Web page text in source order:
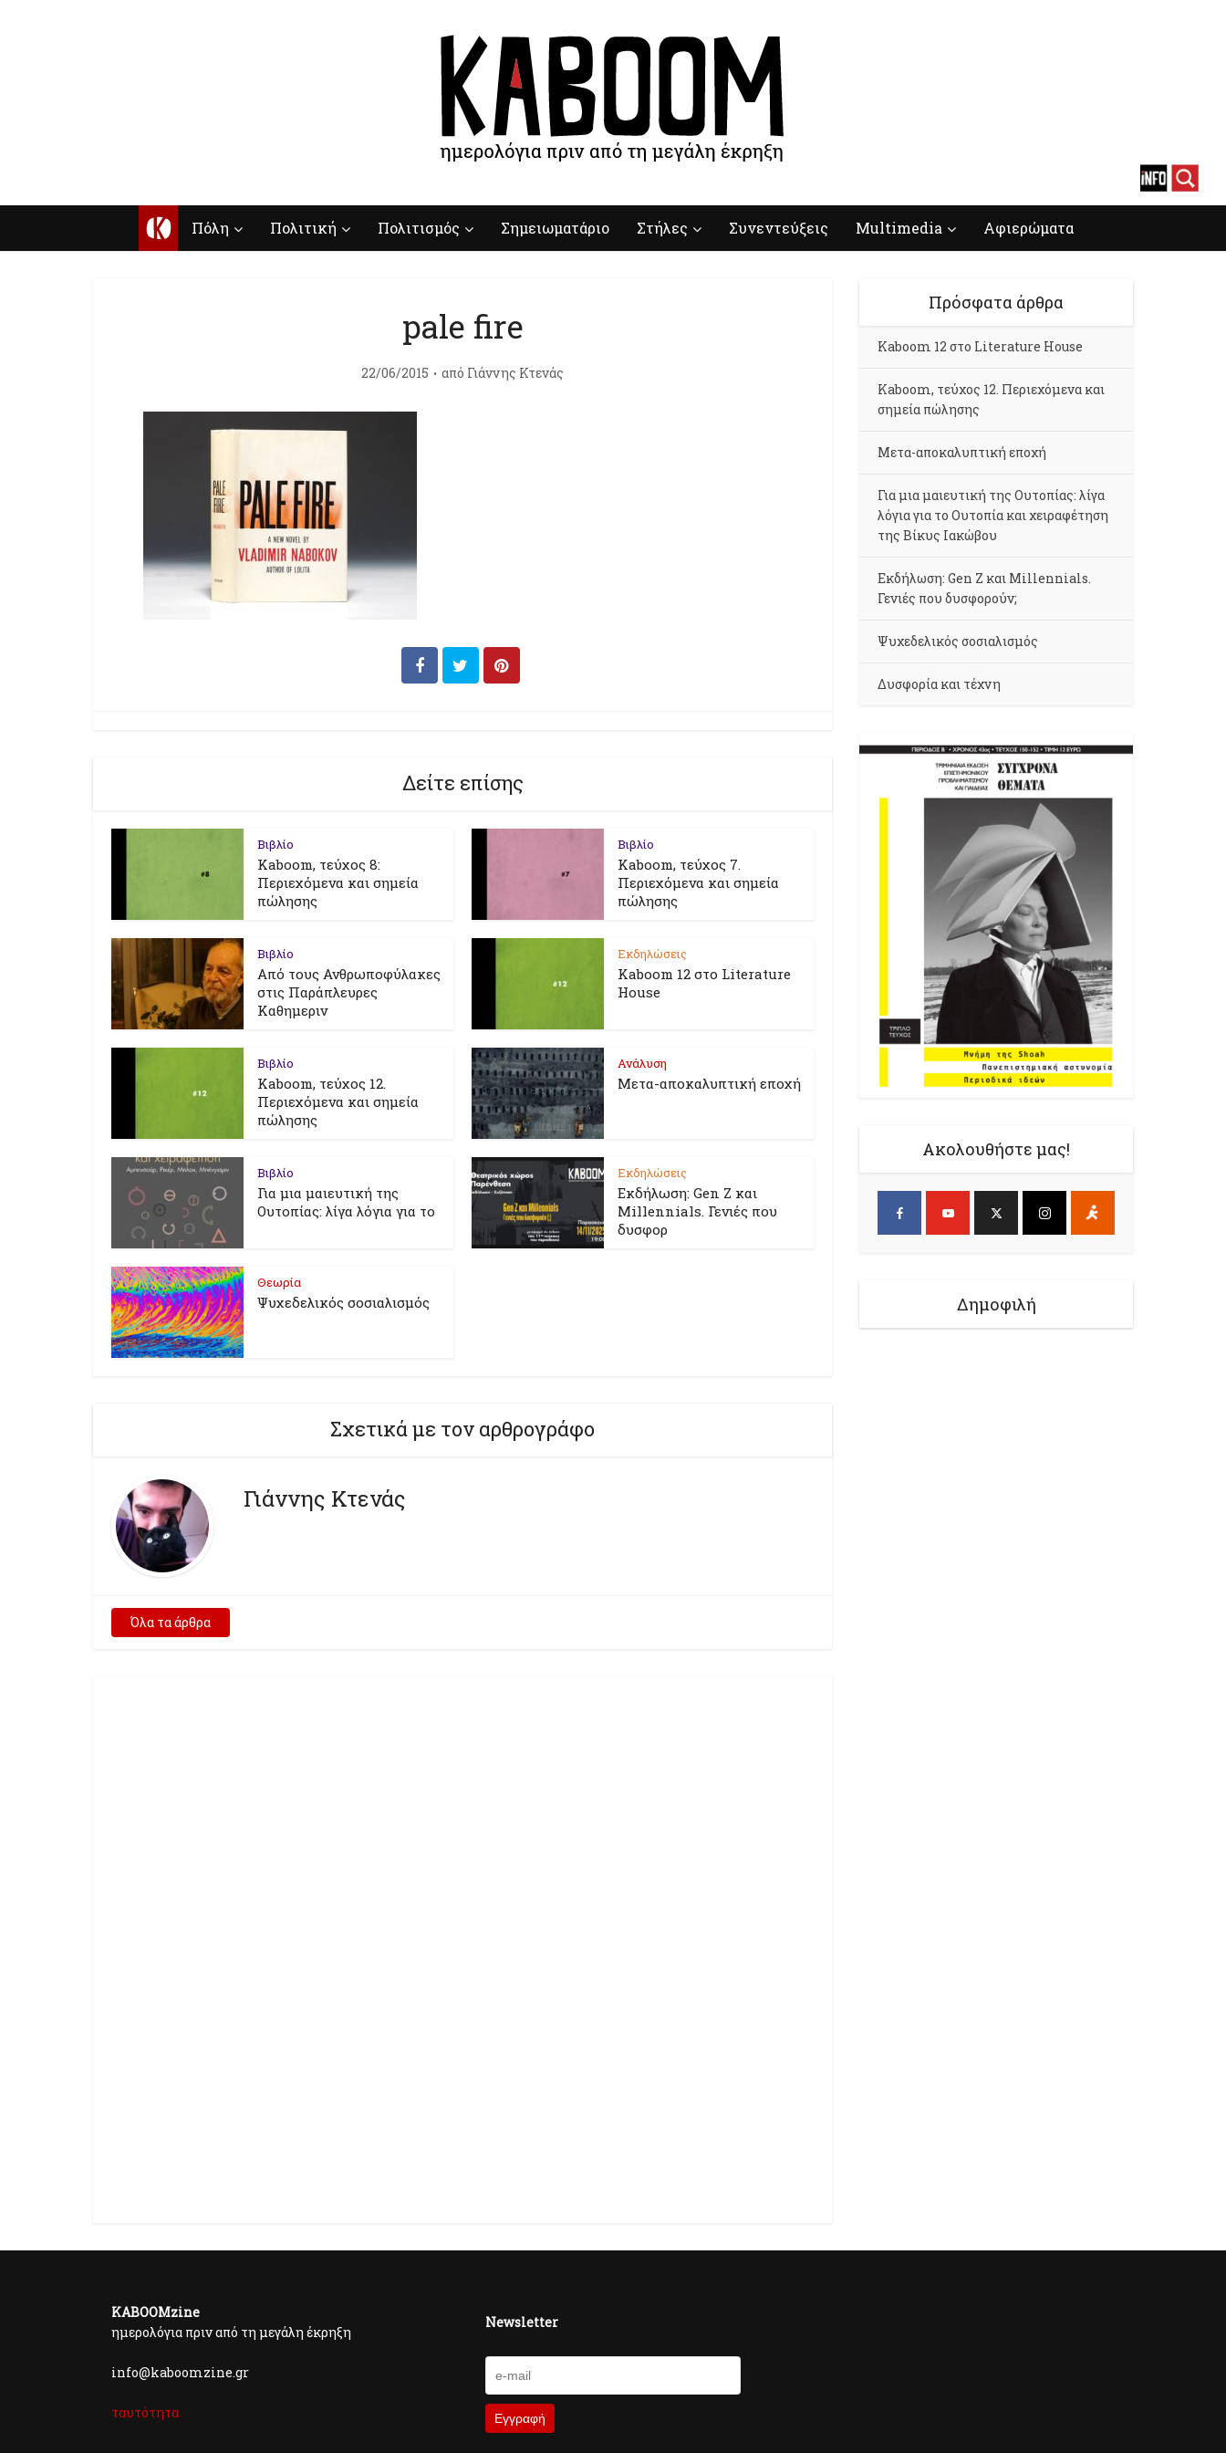
Κ Πόλη Πολιτική Πολιτισμός Σημειωματάριο Στήλες Συνεντεύξεις Multimedia Αφιερώματα
pale fire
22/06/2015 από Γιάννης Κτενάς
Δείτε επίσης
Βιβλίο
Kaboom, τεύχος 8:
Περιεχόμενα και σημεία
πώλησης
Βιβλίο
Kaboom, τεύχος 7.
Περιεχόμενα και σημεία
πώλησης
Βιβλίο
Από τους Ανθρωποφύλακες
στις Παράπλευρες
Καθημεριν
Εκδηλώσεις
Kaboom 12 στο Literature
House
Βιβλίο
Kaboom, τεύχος 12.
Περιεχόμενα και σημεία
πώλησης
Ανάλυση
Μετα-αποκαλυπτική εποχή
Βιβλίο
Για μια μαιευτική της
Ουτοπίας: λίγα λόγια για το
Εκδηλώσεις
Εκδήλωση: Gen Z και
Millennials. Γενιές που
δυσφορ
Θεωρία
Ψυχεδελικός σοσιαλισμός
Σχετικά με τον αρθρογράφο
Γιάννης Κτενάς
Όλα τα άρθρα
Πρόσφατα άρθρα
Kaboom 12 στο Literature House
Kaboom, τεύχος 12. Περιεχόμενα και
σημεία πώλησης
Μετα-αποκαλυπτική εποχή
Για μια μαιευτική της Ουτοπίας: λίγα
λόγια για το Ουτοπία και χειραφέτηση
της Βίκυς Ιακώβου
Εκδήλωση: Gen Z και Millennials.
Γενιές που δυσφορούν;
Ψυχεδελικός σοσιαλισμός
Δυσφορία και τέχνη
Ακολουθήστε μας!
Δημοφιλή
KABOOMzine
ημερολόγια πριν από τη μεγάλη έκρηξη
info@kaboomzine.gr
ταυτότητα
Newsletter